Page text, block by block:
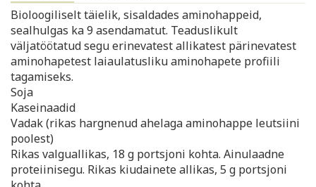
Bioloogiliselt täielik, sisaldades aminohappeid,
sealhulgas ka 9 asendamatut. Teaduslikult
väljatöötatud segu erinevatest allikatest pärinevatest
aminohapetest laiaulatusliku aminohapete profiili
tagamiseks.
Soja
Kaseinaadid
Vadak (rikas hargnenud ahelaga aminohappe leutsiini
poolest)
Rikas valguallikas, 18 g portsjoni kohta. Ainulaadne
proteiinisegu. Rikas kiudainete allikas, 5 g portsjoni